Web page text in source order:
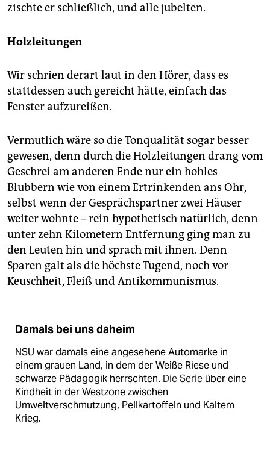
zischte er schließlich, und alle jubelten.
Holzleitungen
Wir schrien derart laut in den Hörer, dass es
stattdessen auch gereicht hätte, einfach das
Fenster aufzureißen.
Vermutlich wäre so die Tonqualität sogar besser
gewesen, denn durch die Holzleitungen drang vom
Geschrei am anderen Ende nur ein hohles
Blubbern wie von einem Ertrinkenden ans Ohr,
selbst wenn der Gesprächspartner zwei Häuser
weiter wohnte – rein hypothetisch natürlich, denn
unter zehn Kilometern Entfernung ging man zu
den Leuten hin und sprach mit ihnen. Denn
Sparen galt als die höchste Tugend, noch vor
Keuschheit, Fleiß und Antikommunismus.
Damals bei uns daheim
NSU war damals eine angesehene Automarke in
einem grauen Land, in dem der Weiße Riese und
schwarze Pädagogik herrschten. Die Serie über eine
Kindheit in der Westzone zwischen
Umweltverschmutzung, Pellkartoffeln und Kaltem
Krieg.